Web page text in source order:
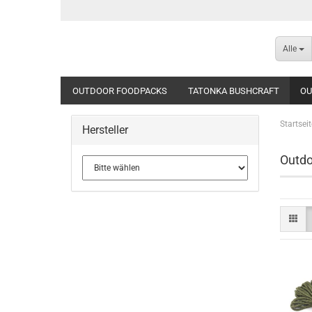
Alle
OUTDOOR FOODPACKS TATONKA BUSHCRAFT
Hersteller